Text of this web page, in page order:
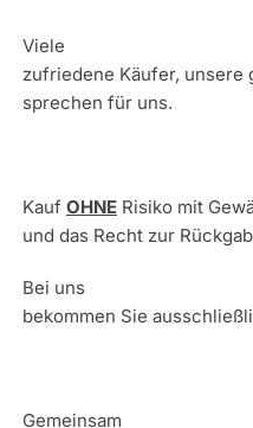
Viele
zufriedene Käufer, unsere
sprechen für uns.
Kauf OHNE Risiko mit
und das Recht zur
Bei uns
bekommen Sie
Gemeinsam